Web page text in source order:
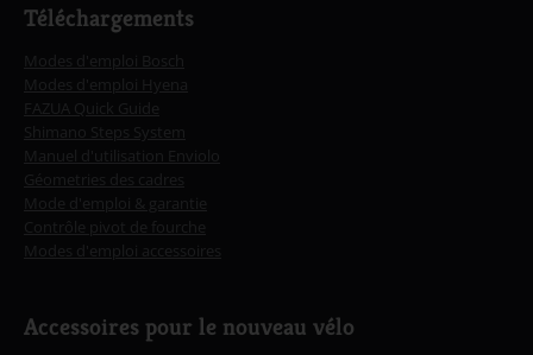
Téléchargements
Modes d'emploi Bosch
Modes d'emploi Hyena
FAZUA Quick Guide
Shimano Steps System
Manuel d'utilisation Enviolo
Géometries des cadres
Mode d'emploi & garantie
Contrôle pivot de fourche
Modes d'emploi accessoires
Accessoires pour le nouveau vélo